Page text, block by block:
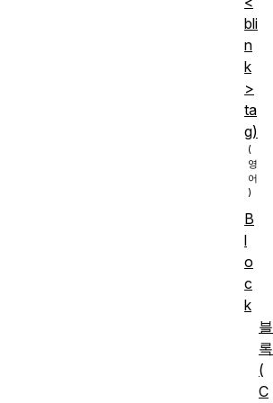
bli
n
k
>
ta
g)
B
l
o
c
k
블
록
(
C